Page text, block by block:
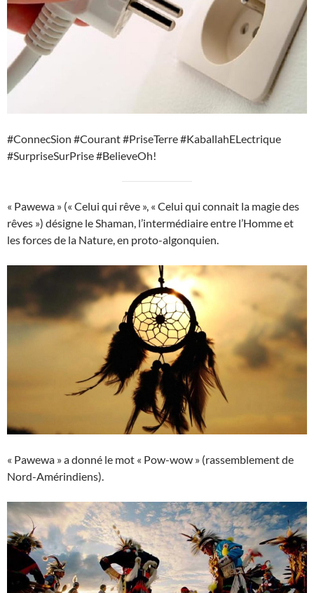
#ConnecSion #Courant #PriseTerre #KaballahELectrique
#SurpriseSurPrise #BelieveOh!
« Pawewa » (« Celui qui rêve », « Celui qui connait la magie des
rêves ») désigne le Shaman, l’intermédiaire entre l’Homme et
les forces de la Nature, en proto-algonquien.
« Pawewa » a donné le mot « Pow-wow » (rassemblement de
Nord-Amérindiens).